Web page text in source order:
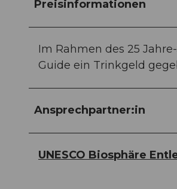
Preisinformationen
Im Rahmen des 25
Guide ein Trinkgeld
Ansprechpartner:in
UNESCO Biosphäre